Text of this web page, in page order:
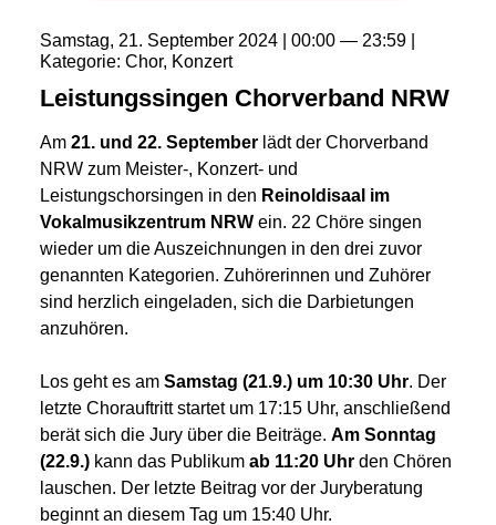
Samstag 21 September 2024 00:00
23:59
Kategorie Chor Konzert
Leistungssingen Chorverband NRW
Am 21. und 22. September lädt der Chorverband
NRW zum Meister-, Konzert- und
Leistungschorsingen in den Reinoldisaal im
Vokalmusikzentrum NRW ein. 22 Chöre singen
wieder um die Auszeichnungen in den drei zuvor
genannten Kategorien. Zuhörerinnen und Zuhörer
sind herzlich eingeladen, sich die Darbietungen
anzuhören.
Los geht es am Samstag (21.9.) um 10:30 Uhr. Der
letzte Chorauftritt startet um 17:15 Uhr, anschließend
berät sich die Jury über die Beiträge. Am Sonntag
(22.9.) kann das Publikum ab 11:20 Uhr den Chören
lauschen. Der letzte Beitrag vor der Juryberatung
beginnt an diesem Tag um 15:40 Uhr.